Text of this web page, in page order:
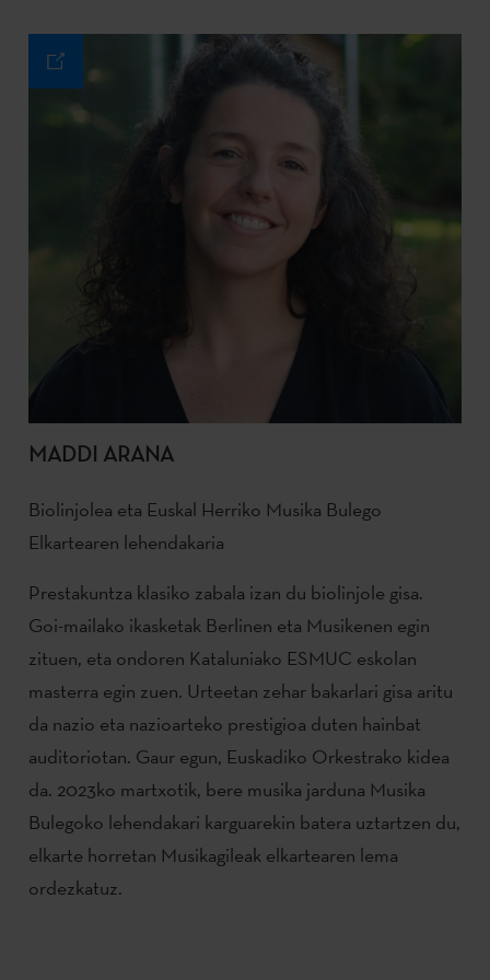
MADDI ARANA
Biolinjolea eta Euskal Herriko Musika Bulego
Elkartearen lehendakaria
Prestakuntza klasiko zabala izan du biolinjole gisa.
Goi-mailako ikasketak Berlinen eta Musikenen egin
zituen, eta ondoren Kataluniako ESMUC eskolan
masterra egin zuen. Urteetan zehar bakarlari gisa aritu
da nazio eta nazioarteko prestigioa duten hainbat
auditoriotan. Gaur egun, Euskadiko Orkestrako kidea
da. 2023ko martxotik, bere musika jarduna Musika
Bulegoko lehendakari karguarekin batera uztartzen du,
elkarte horretan Musikagileak elkartearen lema
ordezkatuz.